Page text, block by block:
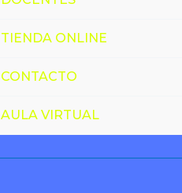
TIENDA ONLINE
CONTACTO
AULA VIRTUAL